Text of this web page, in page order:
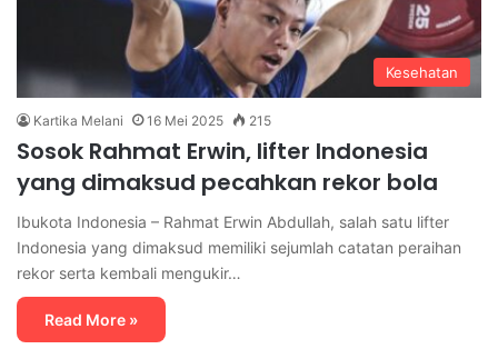
Kesehatan
Kartika Melani 16 Mei 2025 215
Sosok Rahmat Erwin, lifter Indonesia
yang dimaksud pecahkan rekor bola
Ibukota Indonesia – Rahmat Erwin Abdullah, salah satu lifter
Indonesia yang dimaksud memiliki sejumlah catatan peraihan
rekor serta kembali mengukir…
Read More »